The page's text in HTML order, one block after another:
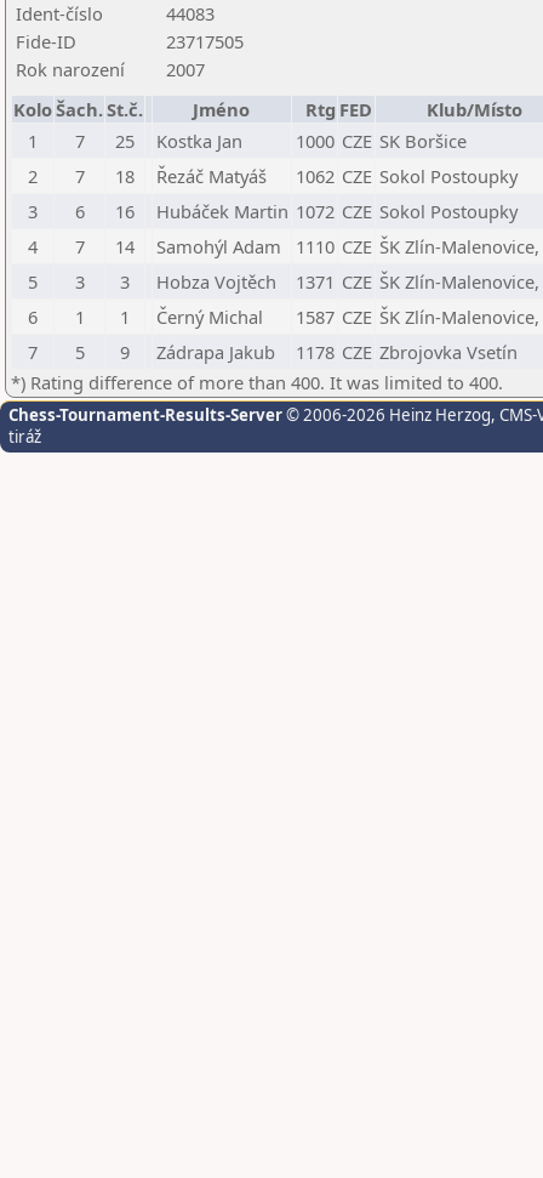
Ident-číslo
44083
Fide-ID
23717505
Rok narození
2007
KoloŠach.St.č. Jméno Rtg FED
Klub/Místo
1
7 25 Kostka Jan 1000 CZE SK Boršice
2
7 18 Řezáč Matyáš 1062 CZE Sokol Postoupky
3
6 16 Hubáček Martin 1072 CZE Sokol Postoupky
4
7 14 Samohýl Adam 1110 CZE ŠK Zlín-Malenovice,
5
3 3 Hobza Vojtěch 1371 CZE ŠK Zlín-Malenovice,
6
1 1 Černý Michal 1587 CZE ŠK Zlín-Malenovice,
7
5 9 Zádrapa Jakub 1178 CZE Zbrojovka Vsetín
*) Rating difference of more than 400. It was limited to 400.
Chess-Tournament-Results-Server© 2006-2026 Heinz Herzog,
tiráž